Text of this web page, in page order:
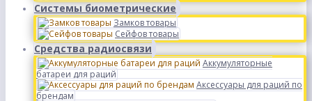
Системы биометрические
Замков товары
Сейфов товары
Средства радиосвязи
Аккумуляторные
батареи для раций
Аксессуары для раций по
брендам